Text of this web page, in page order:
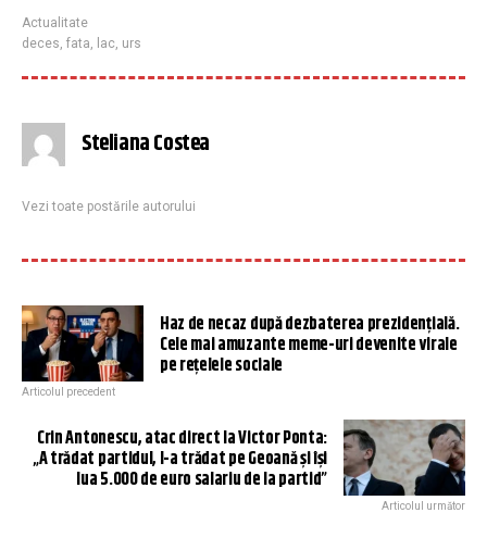
Actualitate
deces, fata, lac, urs
Steliana Costea
Vezi toate postările autorului
Haz de necaz după dezbaterea prezidenţială.
Cele mai amuzante meme-uri devenite virale
pe reţelele sociale
Articolul precedent
Crin Antonescu, atac direct la Victor Ponta:
„A trădat partidul, l-a trădat pe Geoană și își
lua 5.000 de euro salariu de la partid”
Articolul următor